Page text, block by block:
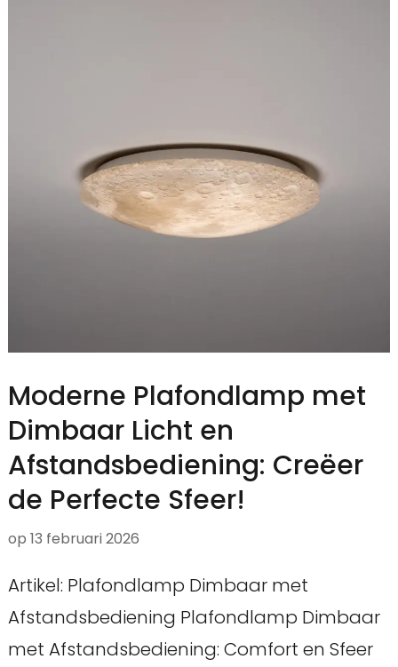
Moderne Plafondlamp met
Dimbaar Licht en
Afstandsbediening: Creëer
de Perfecte Sfeer!
op 13 februari 2026
Artikel: Plafondlamp Dimbaar met
Afstandsbediening Plafondlamp Dimbaar
met Afstandsbediening: Comfort en Sfeer